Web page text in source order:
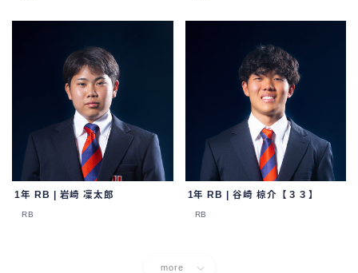
1年 RB | 岩崎 凜太郎
RB
1年 RB | 谷崎 椋介【３３】
RB
more